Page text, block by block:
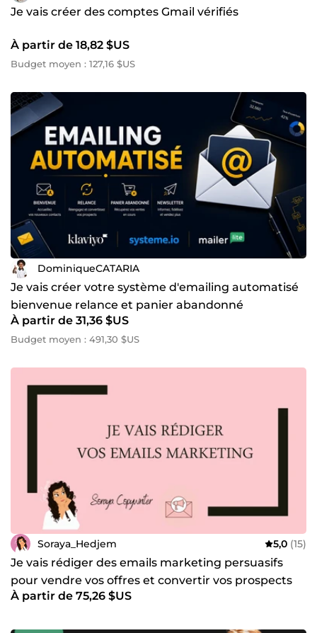
Je vais créer des comptes Gmail vérifiés
À partir de 18,82 $US
Budget moyen : 127,16 $US
DominiqueCATARIA
Je vais créer votre système d'emailing automatisé
bienvenue relance et panier abandonné
À partir de 31,36 $US
Budget moyen : 491,30 $US
Soraya_Hedjem 5,0 (15)
Je vais rédiger des emails marketing persuasifs
pour vendre vos offres et convertir vos prospects
À partir de 75,26 $US